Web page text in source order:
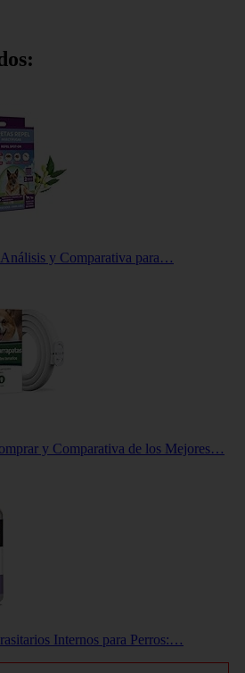
y Comparativa para…
y Comparativa de los Mejores…
Internos para Perros:…